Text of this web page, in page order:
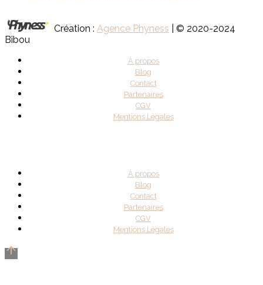
Création : Agence Phyness | © 2020-2024
Bibou
À propos
Blog
Contact
Partenaires
CGV
Mentions Légales
À propos
Blog
Contact
Partenaires
CGV
Mentions Légales